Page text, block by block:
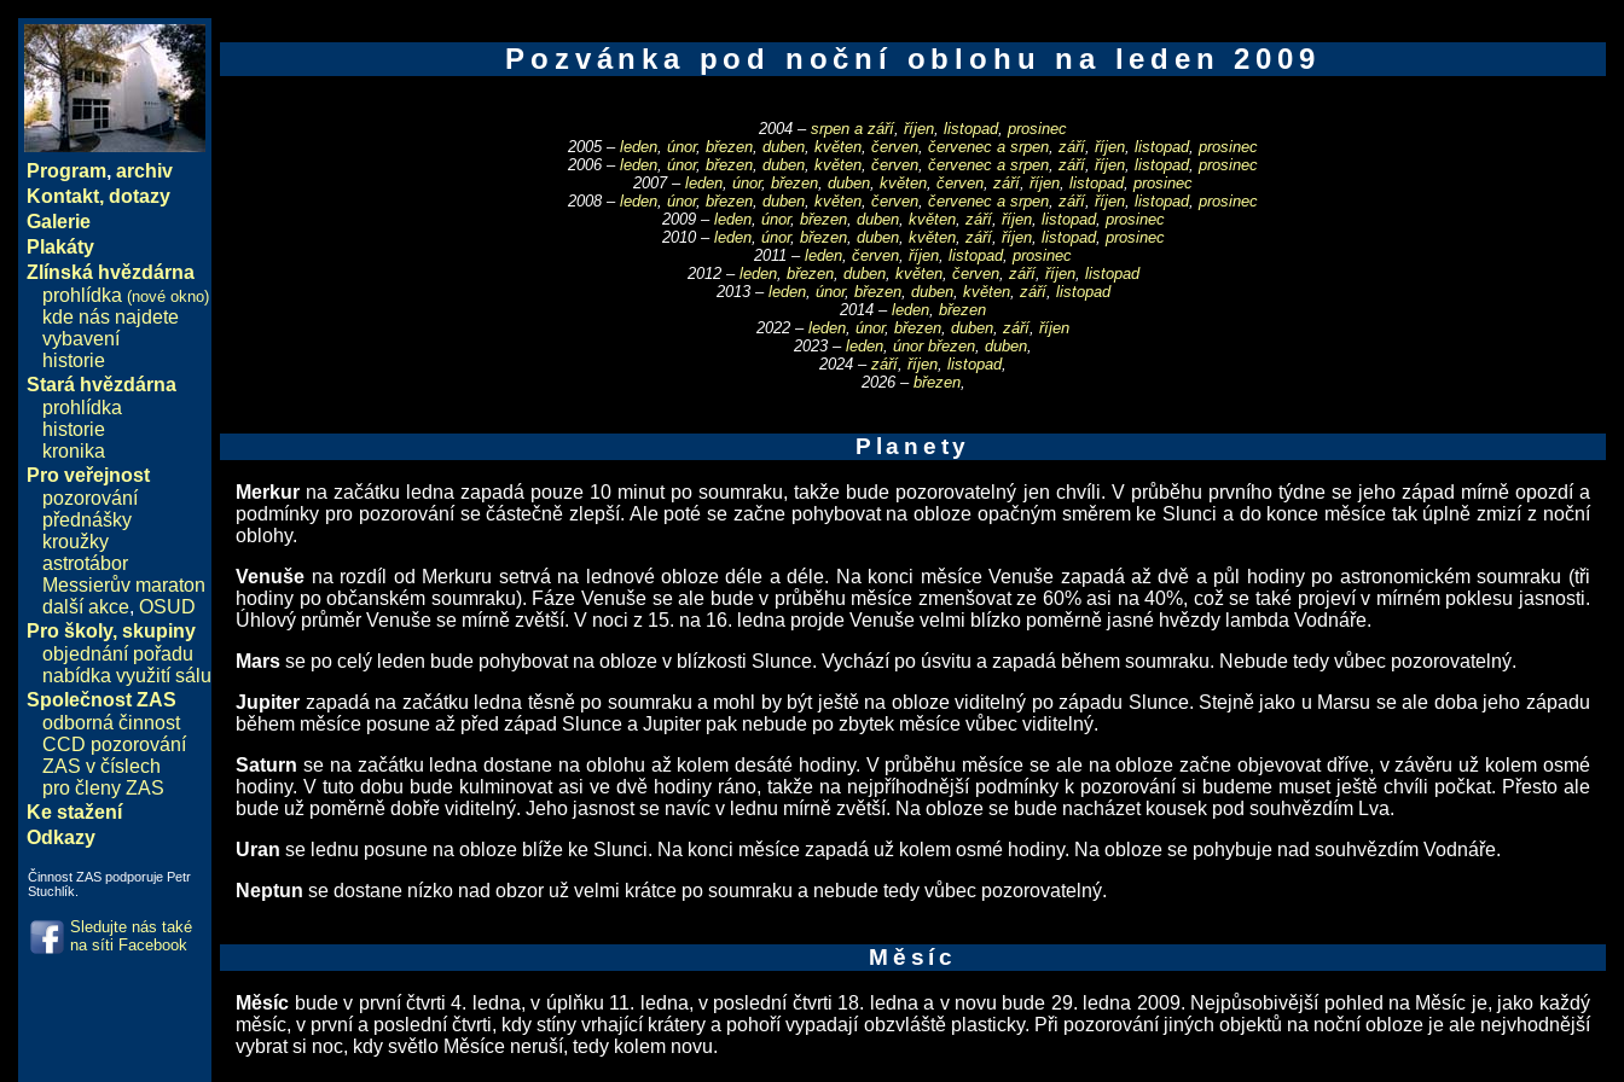
Program, archiv
Kontakt, dotazy
Galerie
Plakáty
Zlínská hvězdárna
prohlídka (nové okno)
kde nás najdete
vybavení
historie
Stará hvězdárna
prohlídka
historie
kronika
Pro veřejnost
pozorování
přednášky
kroužky
astrotábor
Messierův maraton
další akce, OSUD
Pro školy, skupiny
objednání pořadu
nabídka využití sálu
Společnost ZAS
odborná činnost
CCD pozorování
ZAS v číslech
pro členy ZAS
Ke stažení
Odkazy
Činnost ZAS podporuje Petr
Stuchlík.
Sledujte nás také
na síti Facebook
Pozvánka pod noční oblohu na leden 2009
2004 – srpen a září, říjen, listopad, prosinec
2005 – leden, únor, březen, duben, květen, červen, červenec a srpen, září, říjen, listopad, prosinec
2006 – leden, únor, březen, duben, květen, červen, červenec a srpen, září, říjen, listopad, prosinec
2007 – leden, únor, březen, duben, květen, červen, září, říjen, listopad, prosinec
2008 – leden, únor, březen, duben, květen, červen, červenec a srpen, září, říjen, listopad, prosinec
2009 – leden, únor, březen, duben, květen, září, říjen, listopad, prosinec
2010 – leden, únor, březen, duben, květen, září, říjen, listopad, prosinec
2011 – leden, červen, říjen, listopad, prosinec
2012 – leden, březen, duben, květen, červen, září, říjen, listopad
2013 – leden, únor, březen, duben, květen, září, listopad
2014 – leden, březen
2022 – leden, únor, březen, duben, září, říjen
2023 – leden, únor březen, duben,
2024 – září, říjen, listopad,
2026 – březen,
Planety
Merkur na začátku ledna zapadá pouze 10 minut po soumraku, takže bude pozorovatelný jen chvíli. V průběhu prvního týdne se jeho západ mírně opozdí a
podmínky pro pozorování se částečně zlepší. Ale poté se začne pohybovat na obloze opačným směrem ke Slunci a do konce měsíce tak úplně zmizí z noční
oblohy.
Venuše na rozdíl od Merkuru setrvá na lednové obloze déle a déle. Na konci měsíce Venuše zapadá až dvě a půl hodiny po astronomickém soumraku (tři
hodiny po občanském soumraku). Fáze Venuše se ale bude v průběhu měsíce zmenšovat ze 60% asi na 40%, což se také projeví v mírném poklesu jasnosti.
Úhlový průměr Venuše se mírně zvětší. V noci z 15. na 16. ledna projde Venuše velmi blízko poměrně jasné hvězdy lambda Vodnáře.
Mars se po celý leden bude pohybovat na obloze v blízkosti Slunce. Vychází po úsvitu a zapadá během soumraku. Nebude tedy vůbec pozorovatelný.
Jupiter zapadá na začátku ledna těsně po soumraku a mohl by být ještě na obloze viditelný po západu Slunce. Stejně jako u Marsu se ale doba jeho západu
během měsíce posune až před západ Slunce a Jupiter pak nebude po zbytek měsíce vůbec viditelný.
Saturn se na začátku ledna dostane na oblohu až kolem desáté hodiny. V průběhu měsíce se ale na obloze začne objevovat dříve, v závěru už kolem osmé
hodiny. V tuto dobu bude kulminovat asi ve dvě hodiny ráno, takže na nejpříhodnější podmínky k pozorování si budeme muset ještě chvíli počkat. Přesto ale
bude už poměrně dobře viditelný. Jeho jasnost se navíc v lednu mírně zvětší. Na obloze se bude nacházet kousek pod souhvězdím Lva.
Uran se lednu posune na obloze blíže ke Slunci. Na konci měsíce zapadá už kolem osmé hodiny. Na obloze se pohybuje nad souhvězdím Vodnáře.
Neptun se dostane nízko nad obzor už velmi krátce po soumraku a nebude tedy vůbec pozorovatelný.
Měsíc
Měsíc bude v první čtvrti 4. ledna, v úplňku 11. ledna, v poslední čtvrti 18. ledna a v novu bude 29. ledna 2009. Nejpůsobivější pohled na Měsíc je, jako každý
měsíc, v první a poslední čtvrti, kdy stíny vrhající krátery a pohoří vypadají obzvláště plasticky. Při pozorování jiných objektů na noční obloze je ale nejvhodnější
vybrat si noc, kdy světlo Měsíce neruší, tedy kolem novu.